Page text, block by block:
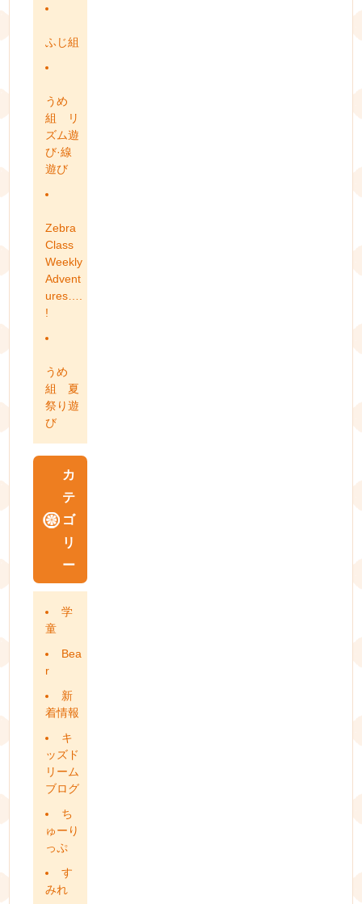
ふじ組
うめ
組 リ
ズム遊
び·線
遊び
Zebra
Class
Weekly
Advent
ures….
!
うめ
組 夏
祭り遊
び
カ
テ
ゴ
リ
ー
学
童
Bea
r
新
着情報
キ
ッズド
リーム
ブログ
ち
ゅーり
っぷ
す
みれ